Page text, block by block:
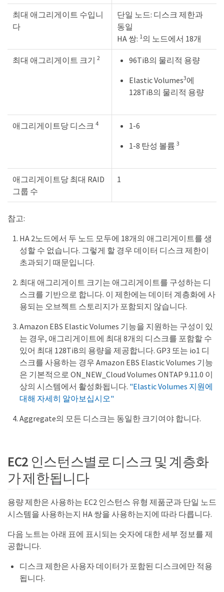
최대 애그리게이트 수입니
다
단일 노드: 디스크 제한과
동일
HA 쌍: 1의 노드에서 18개
최대 애그리게이트 크기 2
96TiB의 물리적 용량
Elastic Volumes3에
128TiB의 물리적 용량
애그리게이트당 디스크 4
1-6
1-8 탄성 볼륨 3
애그리게이트당 최대 RAID
그룹 수
1
참고:
HA 2노드에서 두 노드 모두에 18개의 애그리게이트를 생
성할 수 없습니다. 그렇게 할 경우 데이터 디스크 제한이
초과되기 때문입니다.
최대 애그리게이트 크기는 애그리게이트를 구성하는 디
스크를 기반으로 합니다. 이 제한에는 데이터 계층화에 사
용되는 오브젝트 스토리지가 포함되지 않습니다.
Amazon EBS Elastic Volumes 기능을 지원하는 구성이 있
는 경우, 애그리게이트에 최대 8개의 디스크를 포함할 수
있어 최대 128TiB의 용량을 제공합니다. GP3 또는 io1 디
스크를 사용하는 경우 Amazon EBS Elastic Volumes 기능
은 기본적으로 ON_NEW_Cloud Volumes ONTAP 9.11.0 이
상의 시스템에서 활성화됩니다. "Elastic Volumes 지원에
대해 자세히 알아보십시오"
Aggregate의 모든 디스크는 동일한 크기여야 합니다.
EC2 인스턴스별로 디스크 및 계층화
가 제한됩니다
용량 제한은 사용하는 EC2 인스턴스 유형 제품군과 단일 노드
시스템을 사용하는지 HA 쌍을 사용하는지에 따라 다릅니다.
다음 노트는 아래 표에 표시되는 숫자에 대한 세부 정보를 제
공합니다.
디스크 제한은 사용자 데이터가 포함된 디스크에만 적용
됩니다.